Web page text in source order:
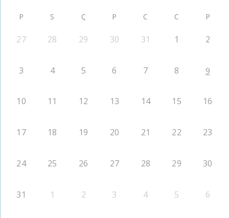
P S Ç P C C P
27 28 29 30 31 1 2
3 4 5 6 7 8 9
10 11 12 13 14 15 16
17 18 19 20 21 22 23
24 25 26 27 28 29 30
31 1 2 3 4 5 6